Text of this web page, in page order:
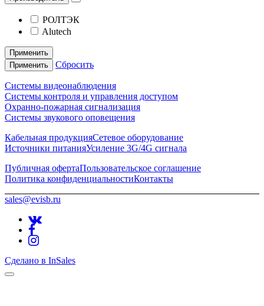
РОЛТЭК
Alutech
Применить
Применить
Сбросить
Системы видеонаблюдения
Системы контроля и управления доступом
Охранно-пожарная сигнализация
Системы звукового оповещения
Кабельная продукцияСетевое оборудование
Источники питанияУсиление 3G/4G сигнала
Публичная офертаПользовательское соглашение
Политика конфиденциальностиКонтакты
sales@evisb.ru
Сделано в InSales